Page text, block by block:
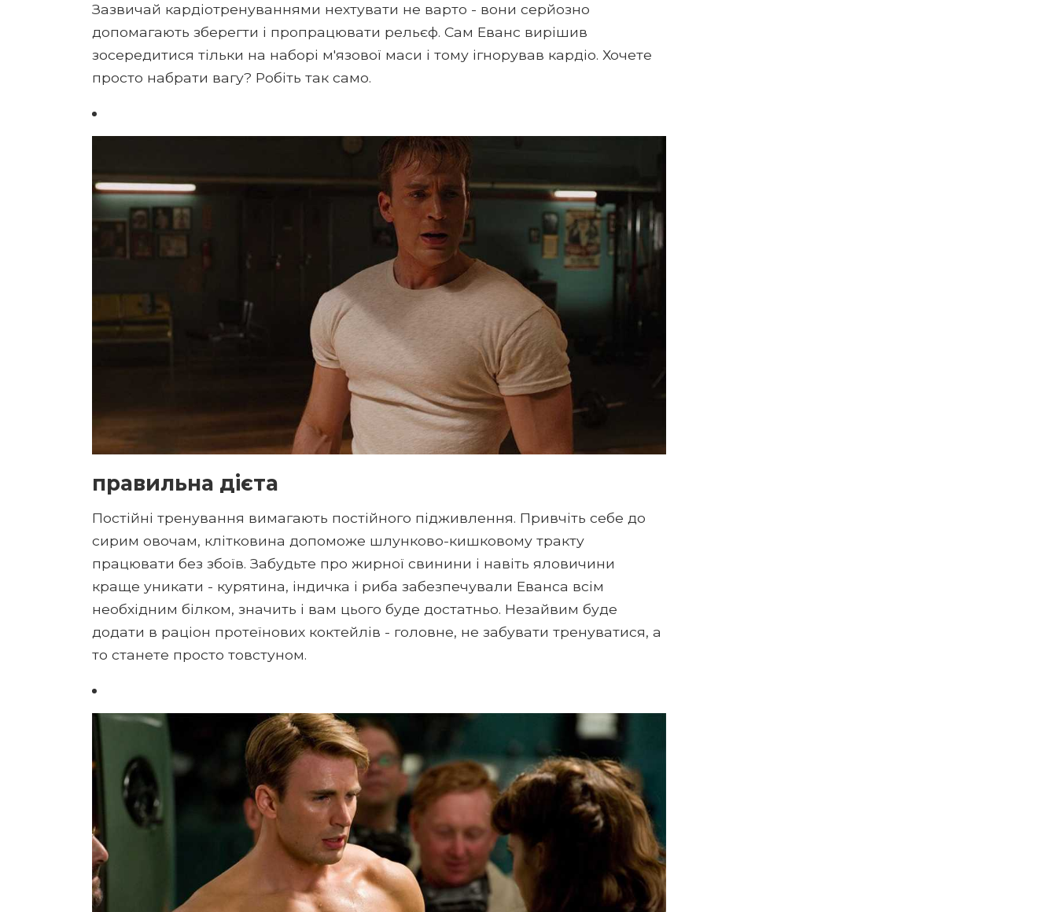
Зазвичай кардіотренуваннями нехтувати не варто - вони серйозно
допомагають зберегти і пропрацювати рельєф. Сам Еванс вирішив
зосередитися тільки на наборі м'язової маси і тому ігнорував кардіо. Хочете
просто набрати вагу? Робіть так само.
правильна дієта
Постійні тренування вимагають постійного підживлення. Привчіть себе до
сирим овочам, клітковина допоможе шлунково-кишковому тракту
працювати без збоїв. Забудьте про жирної свинини і навіть яловичини
краще уникати - курятина, індичка і риба забезпечували Еванса всім
необхідним білком, значить і вам цього буде достатньо. Незайвим буде
додати в раціон протеїнових коктейлів - головне, не забувати тренуватися, а
то станете просто товстуном.